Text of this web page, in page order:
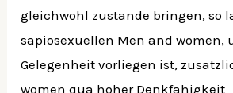
gleichwohl zustande bringen, so
sapiosexuellen Men and women,
Gelegenheit vorliegen ist,
women qua hoher Denkfahigkeit